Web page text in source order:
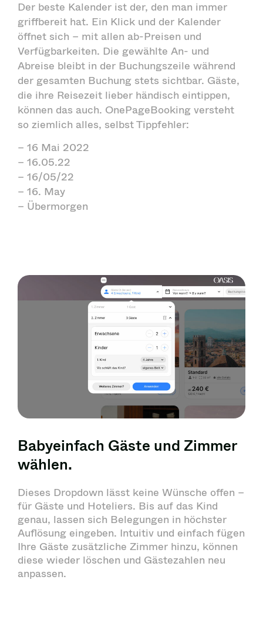
Der beste Kalender ist der, den man immer
griffbereit hat. Ein Klick und der Kalender
öffnet sich – mit allen ab-Preisen und
Verfügbarkeiten. Die gewählte An- und
Abreise bleibt in der Buchungszeile während
der gesamten Buchung stets sichtbar. Gäste,
die ihre Reisezeit lieber händisch eintippen,
können das auch. OnePageBooking versteht
so ziemlich alles, selbst Tippfehler:
– 16 Mai 2022
– 16.05.22
– 16/05/22
– 16. May
– Übermorgen
Babyeinfach Gäste und Zimmer
wählen.
Dieses Dropdown lässt keine Wünsche offen –
für Gäste und Hoteliers. Bis auf das Kind
genau, lassen sich Belegungen in höchster
Auflösung eingeben. Intuitiv und einfach fügen
Ihre Gäste zusätzliche Zimmer hinzu, können
diese wieder löschen und Gästezahlen neu
anpassen.